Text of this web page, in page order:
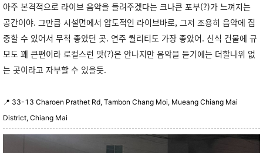
아주 본격적으로 라이브 음악을 들려주겠다는 크나큰 포부(?)가 느껴지는
공간이야. 그만큼 시설면에서 압도적인 라이브바로, 그저 조용히 음악에 집
중할 수 있어서 무척 좋았던 곳. 연주 퀄리티도 가장 좋았어. 신식 건물에 규
모도 꽤 큰편이라 로컬스런 맛(?)은 안나지만 음악을 듣기에는 더할나위 없
는 곳이라고 자부할 수 있을듯.
📍 33-13 Charoen Prathet Rd, Tambon Chang Moi, Mueang Chiang Mai
District, Chiang Mai